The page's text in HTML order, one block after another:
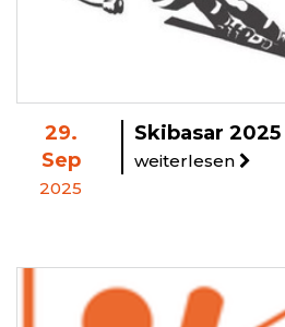
29.
Sep
2025
Skibasar 2025
weiterlesen